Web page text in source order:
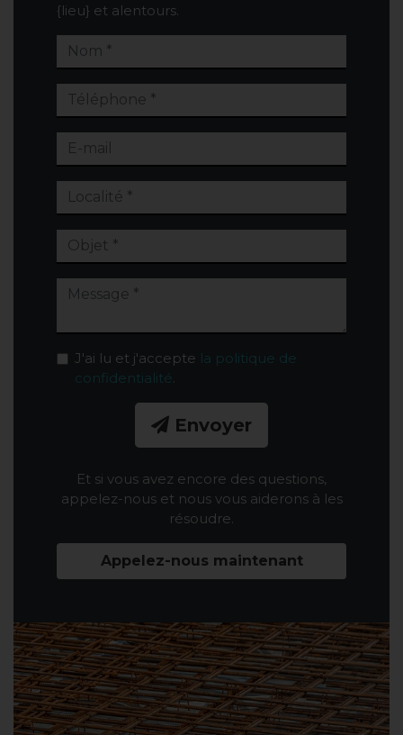
{lieu} et alentours.
J'ai lu et j'accepte la politique de
confidentialité.
Envoyer
Et si vous avez encore des questions,
appelez-nous et nous vous aiderons à les
résoudre.
Appelez-nous maintenant